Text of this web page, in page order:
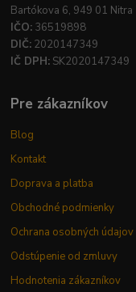
Bartókova 6, 949 01 Nitra
IČO: 36519898
DIČ: 2020147349
IČ DPH: SK2020147349
Pre zákazníkov
Blog
Kontakt
Doprava a platba
Obchodné podmienky
Ochrana osobných údajov
Odstúpenie od zmluvy
Hodnotenia zákazníkov